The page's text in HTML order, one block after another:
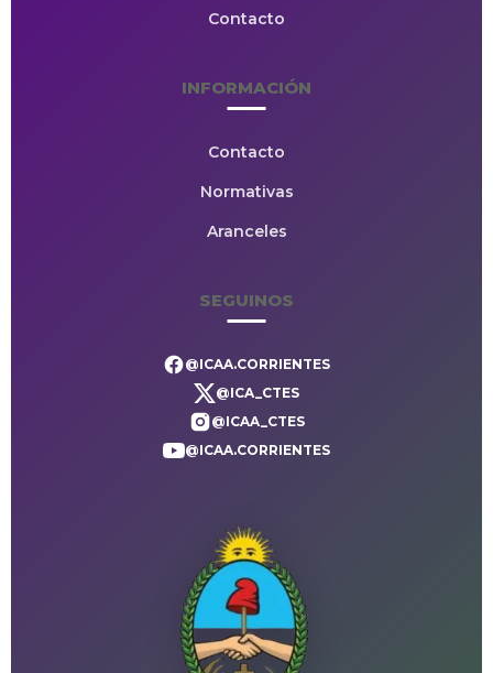
Contacto
INFORMACIÓN
Contacto
Normativas
Aranceles
SEGUINOS
@ICAA.CORRIENTES
@ICA_CTES
@ICAA_CTES
@ICAA.CORRIENTES